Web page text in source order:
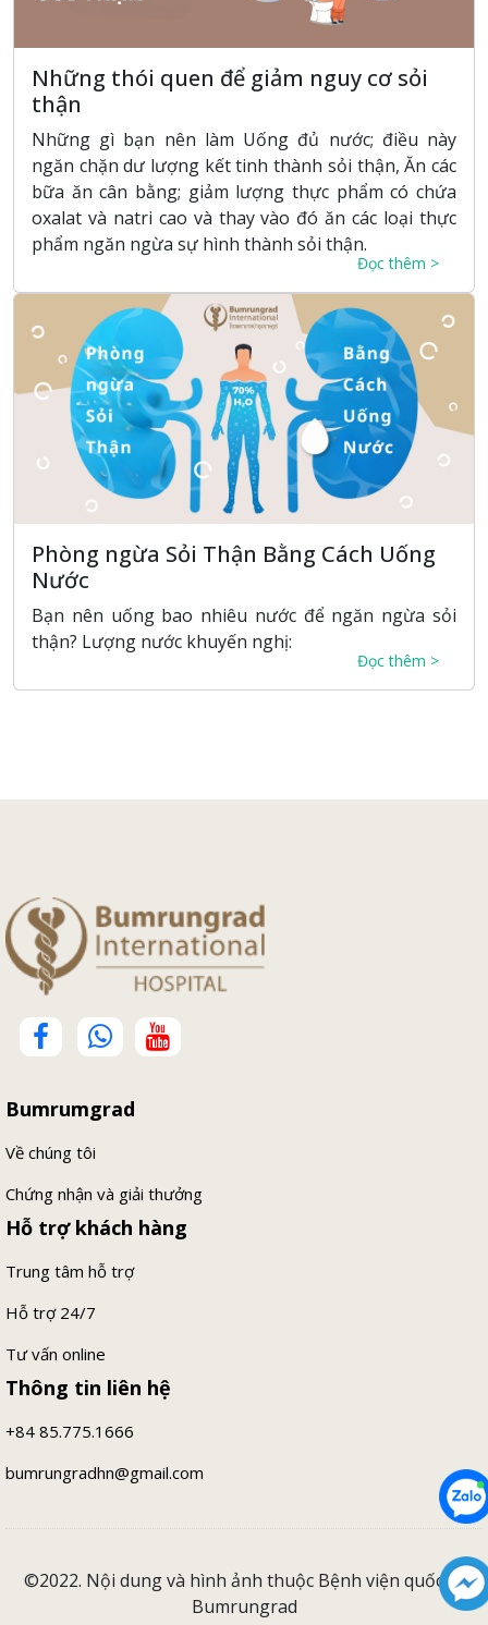
Những thói quen để giảm nguy cơ sỏi
thận
Những gì bạn nên làm Uống đủ nước; điều này
ngăn chặn dư lượng kết tinh thành sỏi thận, Ăn các
bữa ăn cân bằng; giảm lượng thực phẩm có chứa
oxalat và natri cao và thay vào đó ăn các loại thực
phẩm ngăn ngừa sự hình thành sỏi thận.
Đọc thêm >
Phòng ngừa Sỏi Thận Bằng Cách Uống
Nước
Bạn nên uống bao nhiêu nước để ngăn ngừa sỏi
thận? Lượng nước khuyến nghị:
Đọc thêm >
Bumrumgrad
Về chúng tôi
Chứng nhận và giải thưởng
Hỗ trợ khách hàng
Trung tâm hỗ trợ
Hỗ trợ 24/7
Tư vấn online
Thông tin liên hệ
+84 85.775.1666
bumrungradhn@gmail.com
©2022. Nội dung và hình ảnh thuộc Bệnh viện quốc tế
Bumrungrad